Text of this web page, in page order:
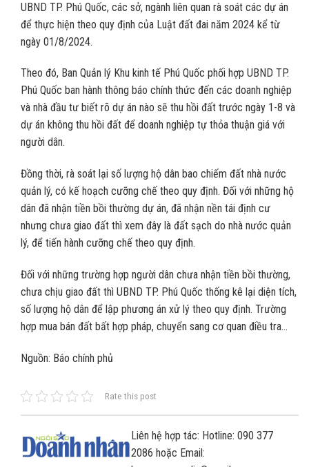
UBND TP. Phú Quốc, các sở, ngành liên quan rà soát các dự án
để thực hiện theo quy định của Luật đất đai năm 2024 kể từ
ngày 01/8/2024.
Theo đó, Ban Quản lý Khu kinh tế Phú Quốc phối hợp UBND TP.
Phú Quốc ban hành thông báo chính thức đến các doanh nghiệp
và nhà đầu tư biết rõ dự án nào sẽ thu hồi đất trước ngày 1-8 và
dự án không thu hồi đất để doanh nghiệp tự thỏa thuận giá với
người dân.
Đồng thời, rà soát lại số lượng hộ dân bao chiếm đất nhà nước
quản lý, có kế hoạch cưỡng chế theo quy định. Đối với những hộ
dân đã nhận tiền bồi thường dự án, đã nhận nền tái định cư
nhưng chưa giao đất thì xem đây là đất sạch do nhà nước quản
lý, để tiến hành cưỡng chế theo quy định.
Đối với những trường hợp người dân chưa nhận tiền bồi thường,
chưa chịu giao đất thì UBND TP. Phú Quốc thống kê lại diện tích,
số lượng hộ dân để lập phương án xử lý theo quy định. Trường
hợp mua bán đất bất hợp pháp, chuyển sang cơ quan điều tra…
Nguồn: Báo chính phủ
Rate this post
Liên hệ hợp tác: Hotline: 090 377
2086 hoặc Email: